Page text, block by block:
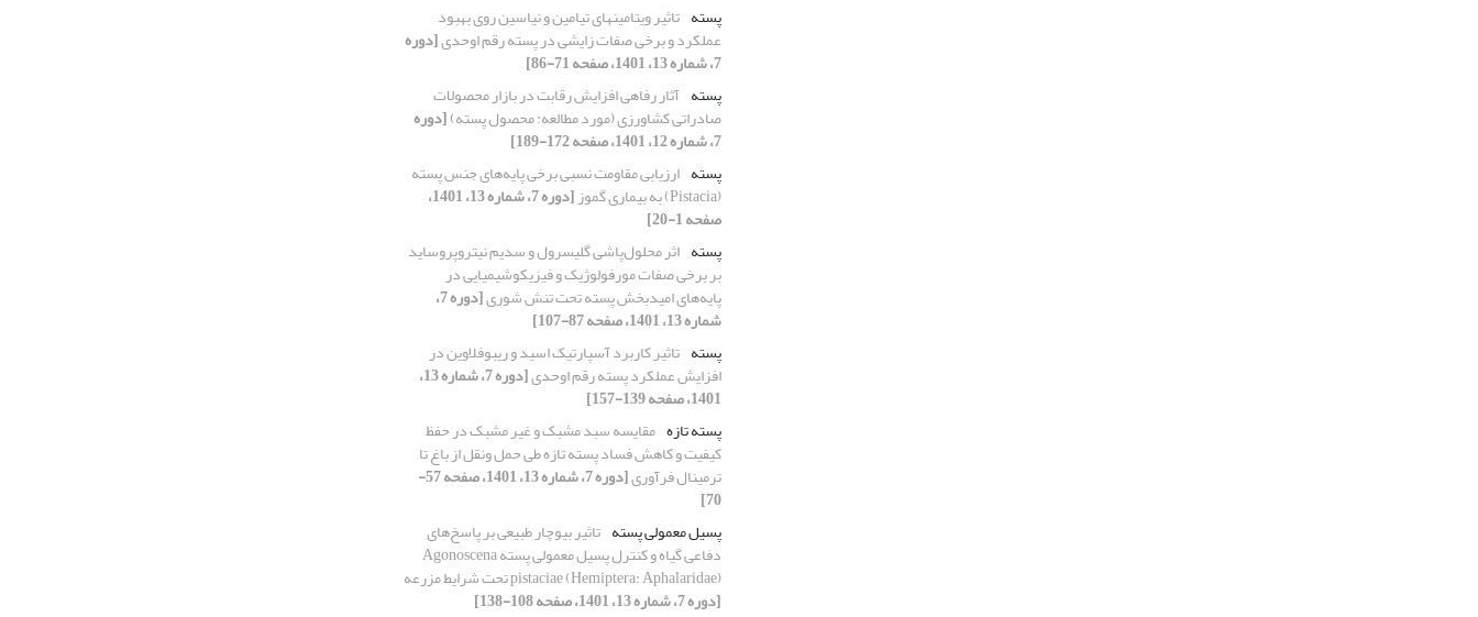
پسته تاثیر ویتامین‏های تیامین و نیاسین روی بهبود
عملکرد و برخی صفات زایشی در پسته رقم اوحدی[دوره
7، شماره 13، 1401، صفحه 71-86]
پسته آثار رفاهی افزایش رقابت در بازار محصولات
صادراتی کشاورزی (مورد مطالعه: محصول پسته)[دوره
7، شماره 12، 1401، صفحه 172-189]
پسته ارزیابی مقاومت نسبی برخی پایه‌های جنس پسته
(Pistacia) به بیماری گموز [دوره 7، شماره 13، 1401،
صفحه 1-20]
پسته اثر محلول‌‌پاشی گلیسرول و سدیم ‌نیتروپروساید
بر برخی صفات مورفولوژیک و فیزیکوشیمیایی در
پایه‌‌های امید‌بخش پسته تحت تنش شوری [دوره 7،
شماره 13، 1401، صفحه 87-107]
پسته تاثیر کاربرد آسپارتیک اسید و ریبوفلاوین در
افزایش عملکرد پسته رقم اوحدی [دوره 7، شماره 13،
1401، صفحه 139-157]
پسته تازه مقایسه سبد مشبک و غیر مشبک در حفظ
کیفیت و کاهش فساد پسته تازه طی حمل ونقل از باغ تا
ترمینال فرآوری [دوره 7، شماره 13، 1401، صفحه 57-
70]
پسیل معمولی پسته تاثیر بیوچار طبیعی بر پاسخ‌های
دفاعی گیاه و کنترل پسیل معمولی پسته Agonoscena
pistaciae (Hemiptera: Aphalaridae) تحت شرایط مزرعه
[دوره 7، شماره 13، 1401، صفحه 108-138]